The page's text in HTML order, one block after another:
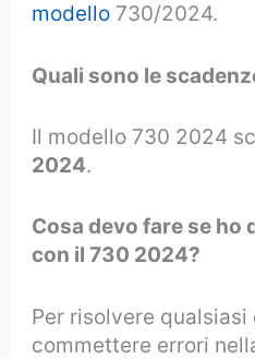
modello 730/2024.
Quali sono le
Il modello 730 2024
2024.
Cosa devo fare se ho
con il 730 2024?
Per risolvere qualsiasi
commettere errori